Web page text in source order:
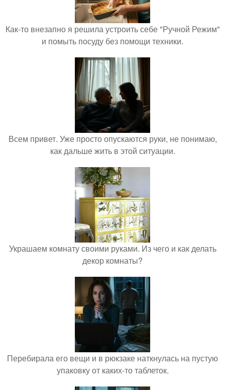
Как-то внезапно я решила устроить себе "Ручной Режим"
и помыть посуду без помощи техники.
Всем привет. Уже просто опускаются руки, не понимаю,
как дальше жить в этой ситуации.
Украшаем комнату своими руками. Из чего и как делать
декор комнаты?
Перебирала его вещи и в рюкзаке наткнулась на пустую
упаковку от каких-то таблеток.